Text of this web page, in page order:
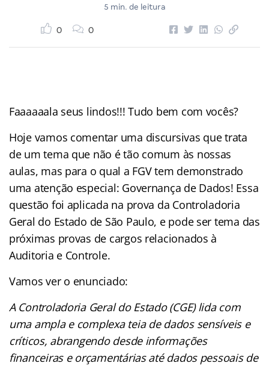
5 min. de leitura
0 0
Faaaaaala seus lindos!!! Tudo bem com vocês?
Hoje vamos comentar uma discursivas que trata
de um tema que não é tão comum às nossas
aulas, mas para o qual a FGV tem demonstrado
uma atenção especial: Governança de Dados! Essa
questão foi aplicada na prova da Controladoria
Geral do Estado de São Paulo, e pode ser tema das
próximas provas de cargos relacionados à
Auditoria e Controle.
Vamos ver o enunciado:
A Controladoria Geral do Estado (CGE) lida com
uma ampla e complexa teia de dados sensíveis e
críticos, abrangendo desde informações
financeiras e orçamentárias até dados pessoais de